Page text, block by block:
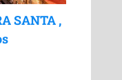
SANTA ,